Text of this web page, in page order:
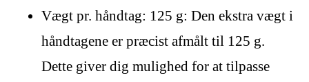
Vægt pr. håndtag: 125 g: Den ekstra vægt i
håndtagene er præcist afmålt til 125 g.
Dette giver dig mulighed for at tilpasse